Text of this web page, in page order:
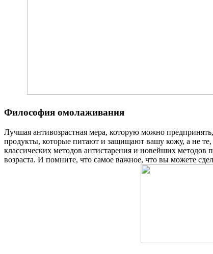
Философия омолаживания
Лучшая антивозрастная мера, которую можно
продукты, которые питают и защищают вашу кожу, а не
классических методов антистарения и новейших
возраста. И помните, что самое важное, что вы можете